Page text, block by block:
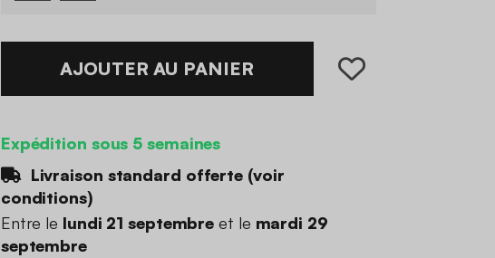
AJOUTER AU PANIER
Expédition sous 5 semaines
Livraison standard offerte (voir
conditions)
Entre le lundi 21 septembre et le mardi 29
septembre